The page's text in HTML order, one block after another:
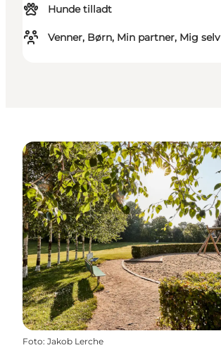
Hunde tilladt
Venner, Børn, Min partner, Mig selv
Foto: Jakob Lerche